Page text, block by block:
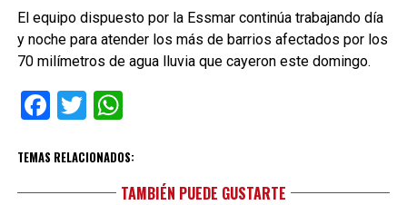
El equipo dispuesto por la Essmar continúa trabajando día
y noche para atender los más de barrios afectados por los
70 milímetros de agua lluvia que cayeron este domingo.
Facebook
TwitterWhatsApp
TEMAS RELACIONADOS:
TAMBIÉN PUEDE GUSTARTE